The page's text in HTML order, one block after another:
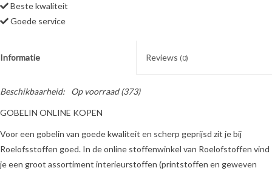
Beste kwaliteit
Goede service
Informatie Reviews (0)
Beschikbaarheid: Op voorraad(373)
GOBELIN ONLINE KOPEN
Voor een gobelin van goede kwaliteit en scherp geprijsd zit je bij
Roelofsstoffen goed. In de online stoffenwinkel van Roelofstoffen vind
je een groot assortiment interieurstoffen (printstoffen en geweven